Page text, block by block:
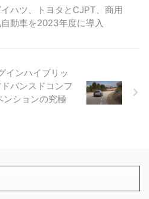
ハツ、トヨタとCJPT、商用
動車を2023年度に導入
インハイブリッ
バンスドコンフ
ンションの究極